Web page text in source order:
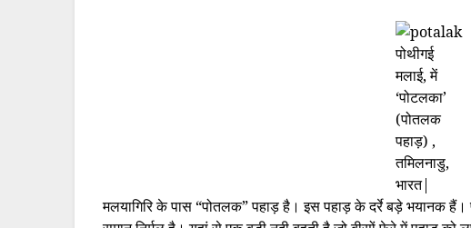
पोथीगई
मलाई, में
‘पोटलका’
(पोतलक
पहाड़) ,
तमिलनाडु,
भारत|
मलयागिरि के पास “पोतलक” पहाड़ है। इस पहाड़ के दर्रे बड़े भयानक